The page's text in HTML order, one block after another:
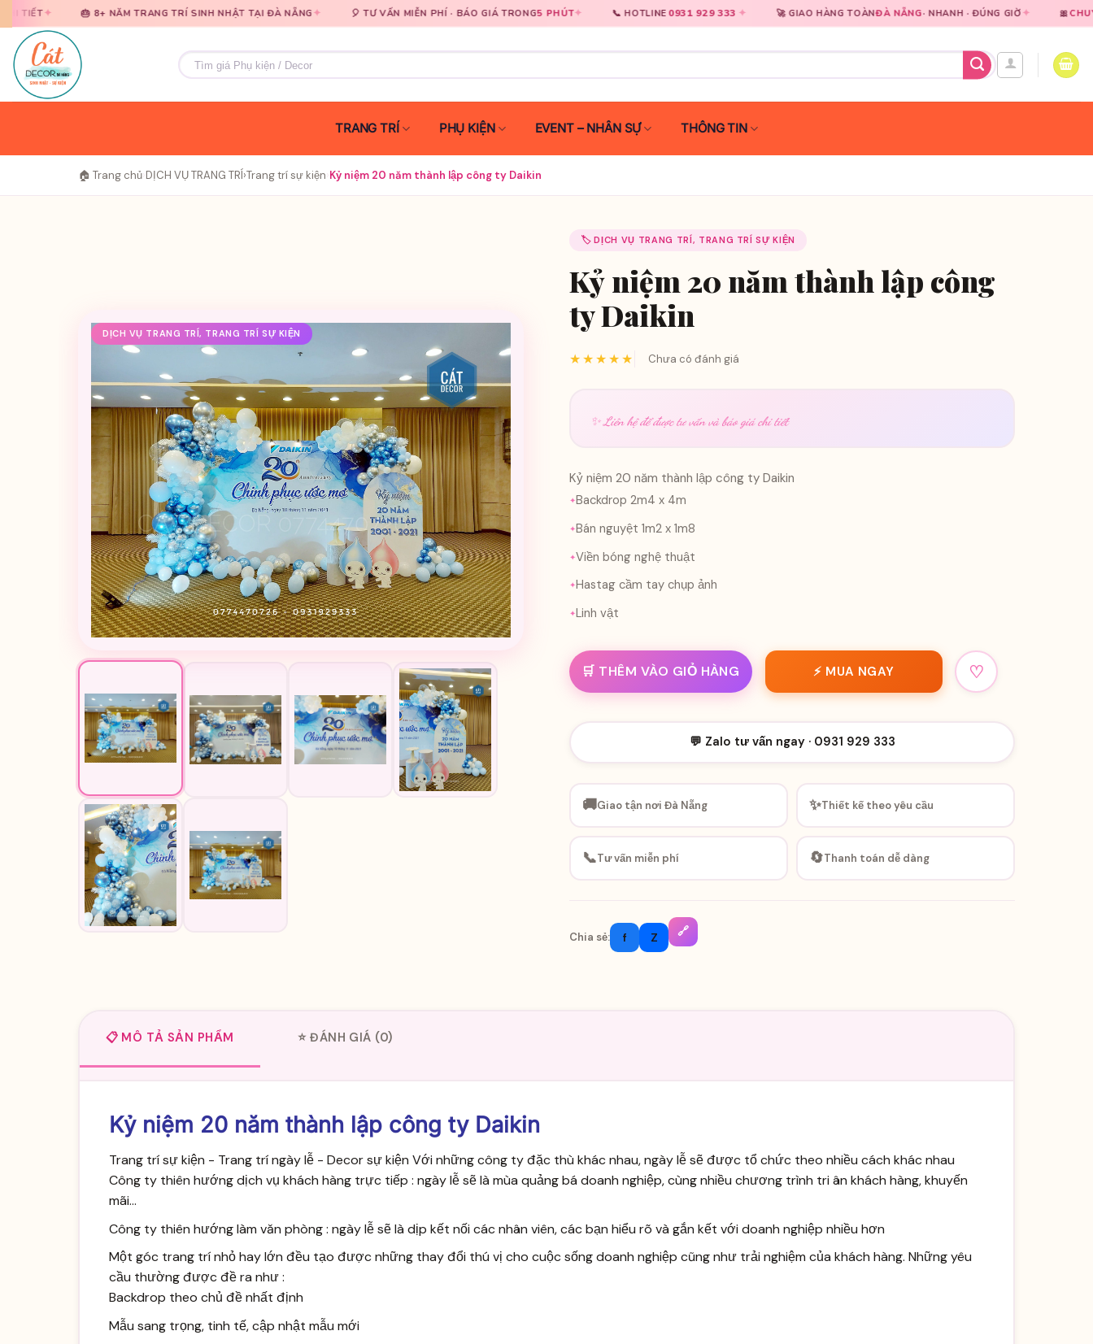
qua
nội
dung
qua
nội
dung
🎂 8+ NĂM TRANG TRÍ SINH NHẬT TẠI ĐÀ NẴNG✦ 🎈 TƯ VẤN MIỄN PHÍ · BÁO GIÁ TRONG 5 PHÚT✦ 📞 HOTLINE 0931 929 333✦ 🚀 GIAO HÀNG TOÀNĐÀ NẴNG· NHANH · ĐÚNG GIỜ✦ 🎀CHUYÊN NGHIỆP
Tìm
kiếm:
TRANG TRÍ PHỤ KIỆN EVENT – NHÂN SỰ THÔNG TIN
🏠 Trang chủ DỊCH VỤ TRANG TRÍ›Trang trí sự kiện Kỷ niệm 20 năm thành lập công ty Daikin
DỊCH VỤ TRANG TRÍ, TRANG TRÍ SỰ KIỆN
🏷️ DỊCH VỤ TRANG TRÍ, TRANG TRÍ SỰ KIỆN
Kỷ niệm 20 năm thành lập công
ty Daikin
★★★★★ Chưa có đánh giá
✨ Liên hệ để được tư vấn và báo giá chi tiết
Kỷ niệm 20 năm thành lập công ty Daikin
Backdrop 2m4 x 4m
Bán nguyệt 1m2 x 1m8
Viền bóng nghệ thuật
Hastag cầm tay chụp ảnh
Linh vật
🛒 THÊM VÀO GIỎ HÀNG ⚡ MUA NGAY ♡
💬 Zalo tư vấn ngay · 0931 929 333
🚚Giao tận nơi Đà Nẵng ✨Thiết kế theo yêu cầu
📞Tư vấn miễn phí 🔄Thanh toán dễ dàng
Chia sẻ: f Z 🔗
📋 MÔ TẢ SẢN PHẨM ⭐ ĐÁNH GIÁ (0)
Kỷ niệm 20 năm thành lập công ty Daikin
Trang trí sự kiện - Trang trí ngày lễ - Decor sự kiện Với những công ty đặc thù khác nhau, ngày lễ sẽ được tổ chức theo nhiều cách khác nhau
Công ty thiên hướng dịch vụ khách hàng trực tiếp : ngày lễ sẽ là mùa quảng bá doanh nghiệp, cùng nhiều chương trình tri ân khách hàng, khuyến
mãi...
Công ty thiên hướng làm văn phòng : ngày lễ sẽ là dịp kết nối các nhân viên, các bạn hiểu rõ và gắn kết với doanh nghiệp nhiều hơn
Một góc trang trí nhỏ hay lớn đều tạo được những thay đổi thú vị cho cuộc sống doanh nghiệp cũng như trải nghiệm của khách hàng. Những yêu
cầu thường được đề ra như :
Backdrop theo chủ đề nhất định
Mẫu sang trọng, tinh tế, cập nhật mẫu mới